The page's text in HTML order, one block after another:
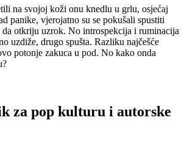
na svojoj koži onu knedlu u grlu, osjećaj
panike, vjerojatno su se pokušali spustiti
da otkriju uzrok. No introspekcija i ruminacija
uzdiže, drugo spušta. Razliku najčešće
potonje zakuca u pod. No kako onda
za pop kulturu i autorske